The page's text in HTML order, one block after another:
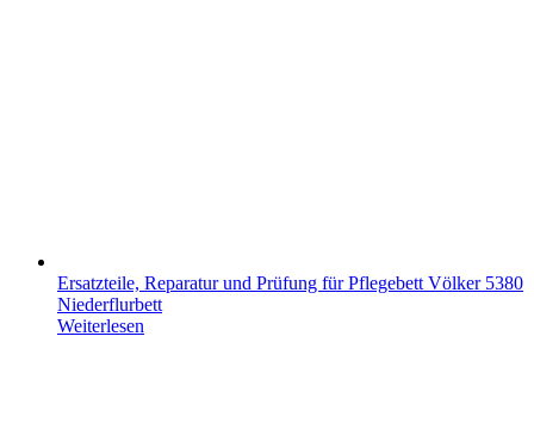
Ersatzteile, Reparatur und Prüfung für Pflegebett Völker 5380
Niederflurbett
Weiterlesen